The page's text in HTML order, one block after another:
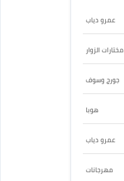
عمرو دياب
مختارات الزوار
جورج وسوف
هوبا
عمرو دياب
مهرجانات